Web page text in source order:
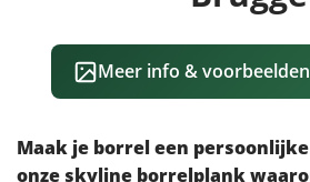
Meer info &
Maak je borrel een
onze skyline borrelplank